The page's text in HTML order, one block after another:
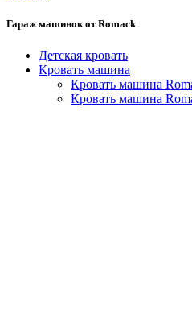
Гараж машинок от Romack
Детская кровать
Кровать машина
Кровать машина
Кровать машина